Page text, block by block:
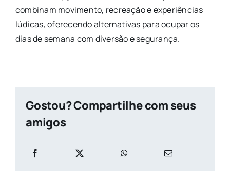
combinam movimento, recreação e experiências
lúdicas, oferecendo alternativas para ocupar os
dias de semana com diversão e segurança.
Gostou? Compartilhe com seus
amigos